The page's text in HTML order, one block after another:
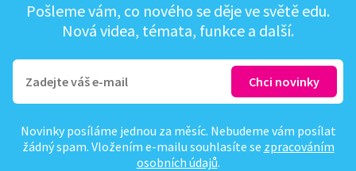
Pošleme vám, co nového se děje ve světě edu.
Nová videa, témata, funkce a další.
Novinky posíláme jednou za měsíc. Nebudeme vám posílat
žádný spam. Vložením e-mailu souhlasíte se zpracováním
osobních údajů.